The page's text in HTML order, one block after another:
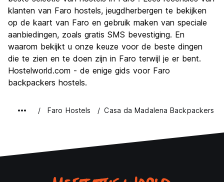
Uitgaan
6.3
Waarde voor uw geld
7.6
klanten van Faro hostels, jeugdherbergen te bekijken
op de kaart van Faro en gebruik maken van speciale
aanbiedingen, zoals gratis SMS bevestiging. En
waarom bekijkt u onze keuze voor de beste dingen
die te zien en te doen zijn in Faro terwijl je er bent.
Hostelworld.com - de enige gids voor Faro
backpackers hostels.
Faro Hostels Casa da Madalena Backpackers